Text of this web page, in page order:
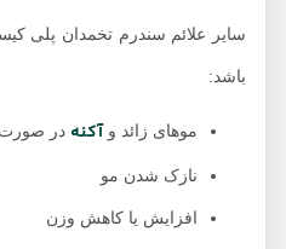
سایر علائم سندرم تخمدان پلی
موهای زائد و آکنهدر صورت و
نازک شدن مو
افزایش یا کاهش وزن